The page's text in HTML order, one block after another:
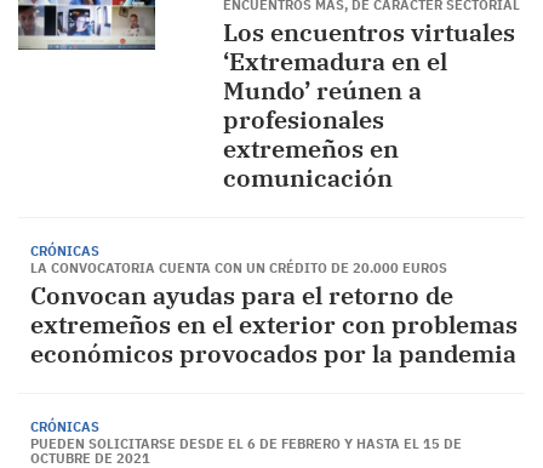
ENCUENTROS MÁS, DE CARÁCTER SECTORIAL
Los encuentros virtuales
‘Extremadura en el
Mundo’ reúnen a
profesionales
extremeños en
comunicación
CRÓNICAS
LA CONVOCATORIA CUENTA CON UN CRÉDITO DE 20.000 EUROS
Convocan ayudas para el retorno de
extremeños en el exterior con problemas
económicos provocados por la pandemia
CRÓNICAS
PUEDEN SOLICITARSE DESDE EL 6 DE FEBRERO Y HASTA EL 15 DE
OCTUBRE DE 2021